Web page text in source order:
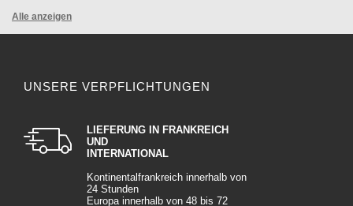
wie Zierleisten, Innenverkleidungen, Emblemen und anderen
vermeiden gleichzeitig die Verwendung von sichtbaren Befestigungen, die
die Ästhetik der Karosserie beeinträchtigen könnten.
Doppelseitige Produkte wie Klebebänder oder Polierscheiben können im
Alle anzeigen
UNSERE VERPFLICHTUNGEN
LIEFERUNG IN FRANKREICH
UND
INTERNATIONAL
Kontinentalfrankreich innerhalb von
24 Stunden
Europa innerhalb von 48 bis 72